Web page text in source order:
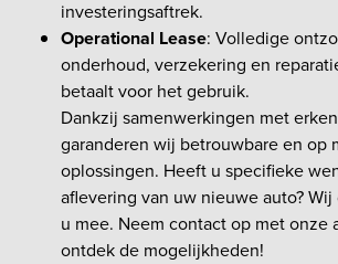
investeringsaftrek.
Operational Lease: Volledige
onderhoud, verzekering en
betaalt voor het gebruik.
Dankzij samenwerkingen met
garanderen wij betrouwbare en op
oplossingen. Heeft u specifieke
aflevering van uw nieuwe auto?
u mee. Neem contact op met onze
ontdek de mogelijkheden!